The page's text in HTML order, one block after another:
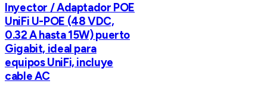
Inyector / Adaptador POE
UniFi U-POE (48 VDC,
0.32 A hasta 15W) puerto
Gigabit, ideal para
equipos UniFi, incluye
cable AC